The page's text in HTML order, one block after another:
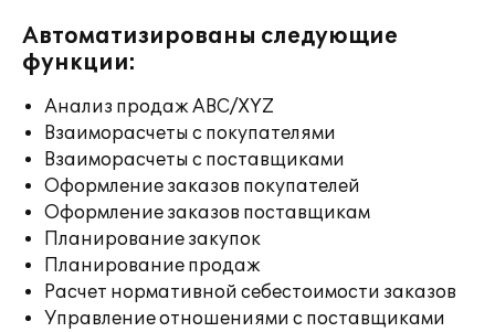
Автоматизированы следующие
функции:
Анализ продаж ABC/XYZ
Взаиморасчеты с покупателями
Взаиморасчеты с поставщиками
Оформление заказов покупателей
Оформление заказов поставщикам
Планирование закупок
Планирование продаж
Расчет нормативной себестоимости заказов
Управление отношениями с поставщиками